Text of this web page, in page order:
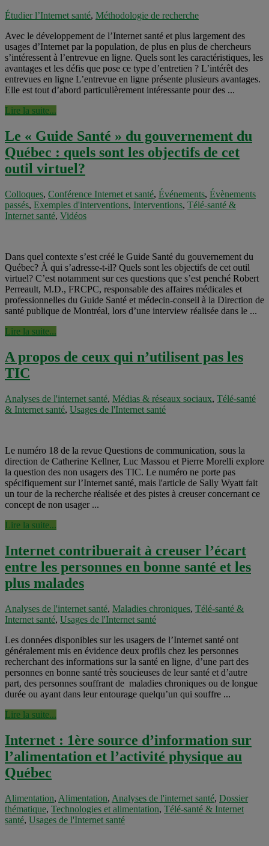
Étudier l’Internet santé, Méthodologie de recherche
Avec le développement de l’Internet santé et plus largement des
usages d’Internet par la population, de plus en plus de chercheurs
s’intéressent à l’entrevue en ligne. Quels sont les caractéristiques, les
avantages et les défis que pose ce type d’entretien ? L’intérêt des
entrevues en ligne L’entrevue en ligne présente plusieurs avantages.
Elle est tout d’abord particulièrement intéressante pour des ...
Lire la suite...
Le « Guide Santé » du gouvernement du
Québec : quels sont les objectifs de cet
outil virtuel?
Colloques, Conférence Internet et santé, Événements, Évènements
passés, Exemples d'interventions, Interventions, Télé-santé &
Internet santé, Vidéos
Dans quel contexte s’est créé le Guide Santé du gouvernement du
Québec? À qui s’adresse-t-il? Quels sont les objectifs de cet outil
virtuel? C’est notamment sur ces questions que s’est penché Robert
Perreault, M.D., FRCPC, responsable des affaires médicales et
professionnelles du Guide Santé et médecin-conseil à la Direction de
santé publique de Montréal, lors d’une interview réalisée dans le ...
Lire la suite...
A propos de ceux qui n’utilisent pas les
TIC
Analyses de l'internet santé, Médias & réseaux sociaux, Télé-santé
& Internet santé, Usages de l'Internet santé
Le numéro 18 de la revue Questions de communication, sous la
direction de Catherine Kellner, Luc Massou et Pierre Morelli explore
la question des non usagers des TIC. Le numéro ne porte pas
spécifiquement sur l’Internet santé, mais l'article de Sally Wyatt fait
un tour de la recherche réalisée et des pistes à creuser concernant ce
concept de non usager ...
Lire la suite...
Internet contribuerait à creuser l’écart
entre les personnes en bonne santé et les
plus malades
Analyses de l'internet santé, Maladies chroniques, Télé-santé &
Internet santé, Usages de l'Internet santé
Les données disponibles sur les usagers de l’Internet santé ont
généralement mis en évidence deux profils chez les personnes
recherchant des informations sur la santé en ligne, d’une part des
personnes en bonne santé très soucieuses de leur santé et d’autre
part, des personnes souffrant de maladies chroniques ou de longue
durée ou ayant dans leur entourage quelqu’un qui souffre ...
Lire la suite...
Internet : 1ère source d’information sur
l’alimentation et l’activité physique au
Québec
Alimentation, Alimentation, Analyses de l'internet santé, Dossier
thématique, Technologies et alimentation, Télé-santé & Internet
santé, Usages de l'Internet santé